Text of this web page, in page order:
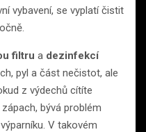
vybavení, se vyplatí čistit
filtru a dezinfekcí
pyl a část nečistot, ale
z výdechů cítíte
bývá problém
V takovém